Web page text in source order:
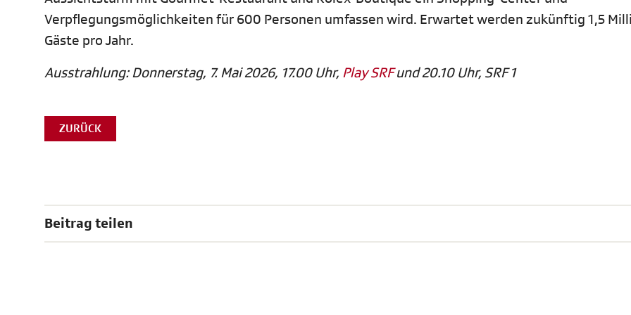
Verpflegungsmöglichkeiten für 600 Personen umfassen wird. Erwartet werden zukünftig 1,5
Gäste pro Jahr.
Ausstrahlung: Donnerstag, 7. Mai 2026, 17.00 Uhr, Play SRFund 20.10 Uhr, SRF 1
ZURÜCK
Beitrag teilen